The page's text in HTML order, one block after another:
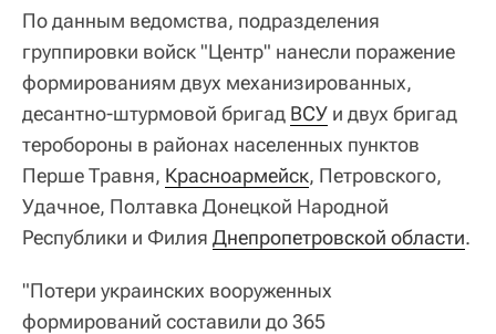
По данным ведомства, подразделения
группировки войск "Центр" нанесли поражение
формированиям двух механизированных,
десантно-штурмовой бригад ВСУ и двух бригад
теробороны в районах населенных пунктов
Перше Травня, Красноармейск, Петровского,
Удачное, Полтавка Донецкой Народной
Республики и Филия Днепропетровской области.
"Потери украинских вооруженных
формирований составили до 365